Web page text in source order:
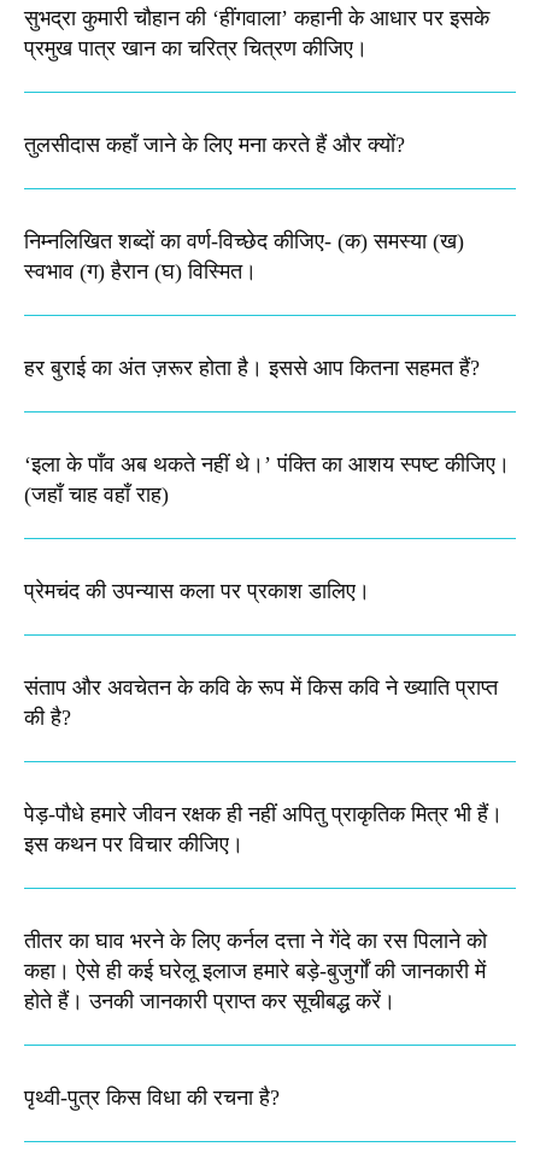
सुभद्रा कुमारी चौहान की ‘हींगवाला’ कहानी के आधार पर इसके
प्रमुख पात्र खान का चरित्र चित्रण कीजिए।
तुलसीदास कहाँ जाने के लिए मना करते हैं और क्यों?
निम्नलिखित शब्दों का वर्ण-विच्छेद कीजिए-​ (क) समस्या (ख)
स्वभाव (ग) हैरान (घ) विस्मित।
हर बुराई का अंत ज़रूर होता है। इससे आप कितना सहमत हैं?
‘इला के पाँव अब थकते नहीं थे।’ पंक्ति का आशय स्पष्ट कीजिए।​
(जहाँ चाह वहाँ राह)
प्रेमचंद की उपन्यास कला पर प्रकाश डालिए।
संताप और अवचेतन के कवि के रूप में किस कवि ने ख्याति प्राप्त
की है?
पेड़-पौधे हमारे जीवन रक्षक ही नहीं अपितु प्राकृतिक मित्र भी हैं।
इस कथन पर विचार कीजिए।
तीतर का घाव भरने के लिए कर्नल दत्ता ने गेंदे का रस पिलाने को
कहा। ऐसे ही कई घरेलू इलाज हमारे बड़े-बुजुर्गों की जानकारी में
होते हैं। उनकी जानकारी प्राप्त कर सूचीबद्ध करें।
पृथ्वी-पुत्र किस विधा की रचना है?